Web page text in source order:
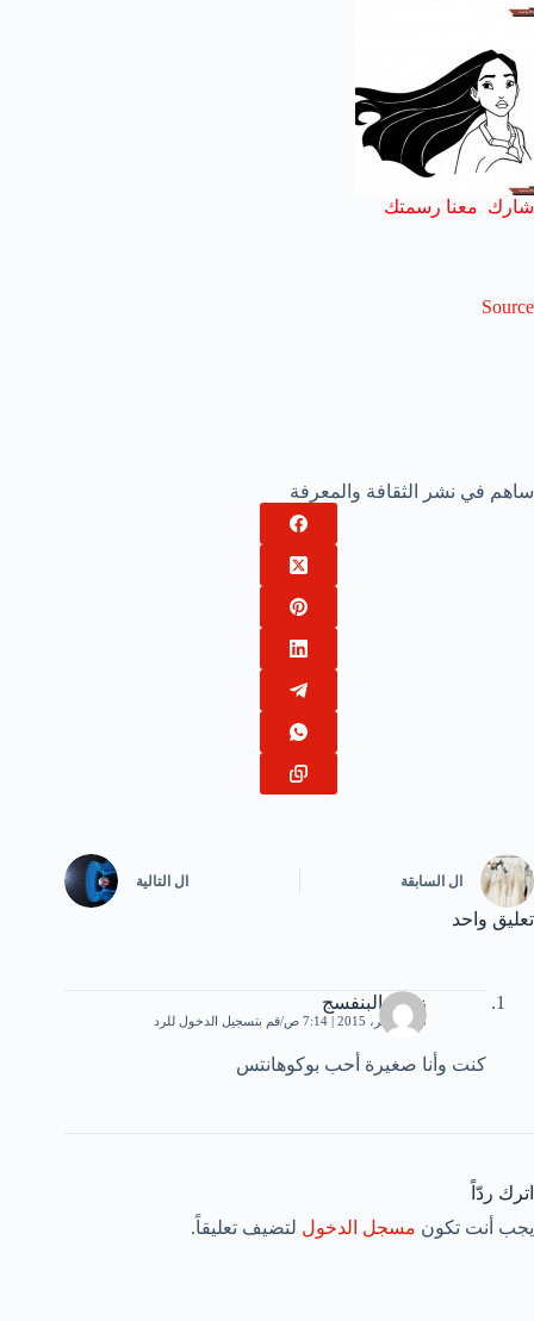
شارك معنا رسمتك
Source
ساهم في نشر الثقافة والمعرفة
ال السابقة ال التالية
تعليق واحد
زهرة البنفسج
13 نوفمبر، 2015 | 7:14 ص قم بتسجيل الدخول للرد
كنت وأنا صغيرة أحب بوكوهانتس
اترك ردّاً
يجب أنت تكون مسجل الدخول لتضيف تعليقاً.